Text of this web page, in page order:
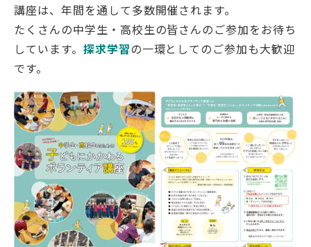
個人情報保護方針
講座は、年間を通して多数開催されます。
たくさんの中学生・高校生の皆さんのご参加をお待ち
しています。 探求学習の一環としてのご参加も大歓迎
です。